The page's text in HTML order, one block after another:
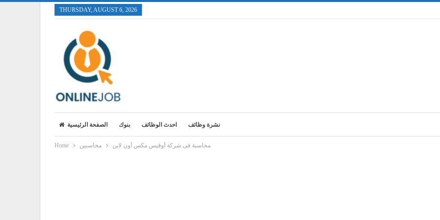
THURSDAY, AUGUST 6, 2026
الصفحة الرئيسية بنوك احدث الوظائف نشرة وظائف
Home محاسبين محاسبة فى شركة أوفيس مكس أون لاين